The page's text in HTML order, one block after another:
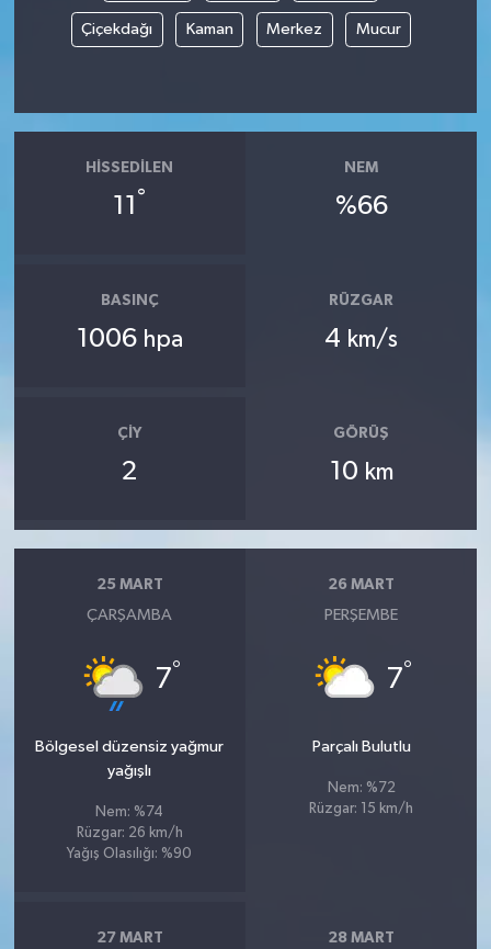
Çiçekdağı Kaman Merkez Mucur
HISSEDILEN
11 °
NEM
%66
BASINÇ
1006 hpa
RÜZGAR
4 km/s
ÇIY
2
GÖRÜŞ
10 km
25 MART
ÇARŞAMBA
7°
Bölgesel düzensiz yağmur
yağışlı
Nem: %74
Rüzgar: 26 km/h
Yağış Olasılığı: %90
26 MART
PERŞEMBE
7°
Parçalı Bulutlu
Nem: %72
Rüzgar: 15 km/h
27 MART 28 MART